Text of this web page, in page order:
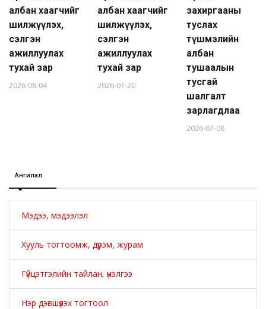
албан хаагчийг
шилжүүлэх,
сэлгэн
ажиллуулах
тухай зар
2026-08-04
албан хаагчийг
шилжүүлэх,
сэлгэн
ажиллуулах
тухай зар
2026-07-20
захиргааны
туслах
түшмэлийн
албан
тушаалын
тусгай
шалгалт
зарлагдлаа
2026-07-08
Ангилал
Мэдээ, мэдээлэл
Хууль тогтоомж, дүрэм, журам
Гүйцэтгэлийн тайлан, үнэлгээ
Нэр дэвшүүлэх тогтоол